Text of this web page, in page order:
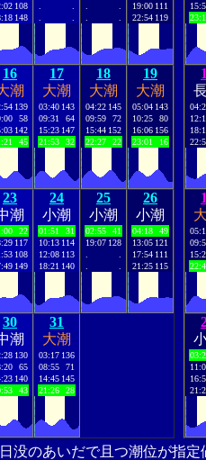
108
148
19:00 111
22:54 119
16
潮
139
58
142
45
17
大潮
03:40 143
09:31
64
15:23 147
21:53
32
18
大潮
04:22 145
09:59
72
15:44 152
22:27
22
19
大潮
05:04 143
10:25
80
16:06 156
23:01
16
23
潮
22
117
108
149
24
小潮
01:51
31
10:13 114
12:08 113
18:21 140
25
小潮
02:55
41
19:07 128
26
小潮
04:18
49
13:05 121
17:54 111
21:25 115
30
潮
130
65
140
43
31
大潮
03:17 136
08:55
71
14:45 145
21:26
28
没のあいだで且つ潮位が指